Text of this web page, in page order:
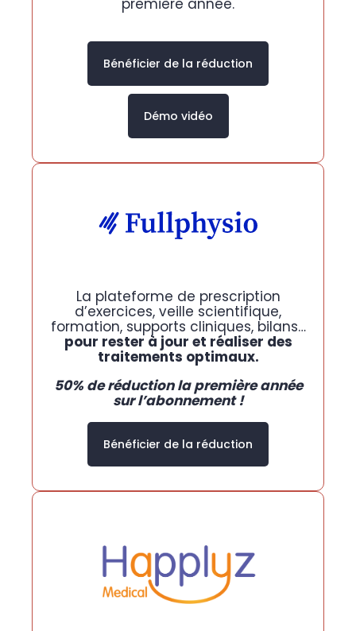
première année.
Bénéficier de la réduction
Démo vidéo
La plateforme de prescription
d’exercices, veille scientifique,
formation, supports cliniques, bilans…
pour rester à jour et réaliser des
traitements optimaux.
50% de réduction la première année
sur l’abonnement !
Bénéficier de la réduction